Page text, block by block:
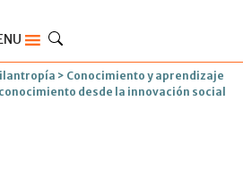
> Conocimiento y aprendizaje
desde la innovación social